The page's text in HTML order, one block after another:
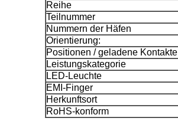
Reihe
Teilnummer
Nummern der Häfen
Orientierung:
Positionen / geladene Kontakte
Leistungskategorie
LED-Leuchte
EMI-Finger
Herkunftsort
RoHS-konform